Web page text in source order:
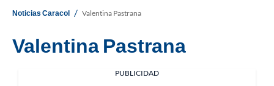
Noticias Caracol / Valentina Pastrana
Valentina Pastrana
PUBLICIDAD